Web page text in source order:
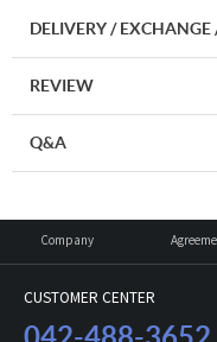
DELIVERY / EXCHANGE
REVIEW
Q&A
Company
CUSTOMER CENTER